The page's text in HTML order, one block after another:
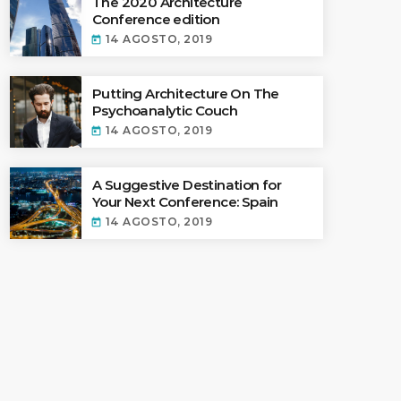
In The Current
Conference edition
today 14 AGOSTO, 2019
Putting Architecture On The
Psychoanalytic Couch
today 14 AGOSTO, 2019
A Suggestive Destination for
Your Next Conference: Spain
today 14 AGOSTO, 2019